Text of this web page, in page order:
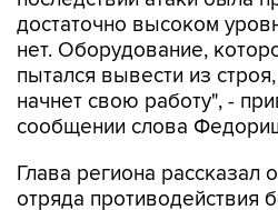
достаточно высоком
нет. Оборудование,
пытался вывести из
начнет свою работу", -
сообщении слова
Глава региона рассказал
отряда противодействия